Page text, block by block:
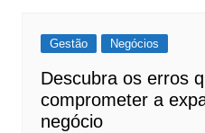
Gestão Negócios
Descubra os erros
comprometer a
negócio